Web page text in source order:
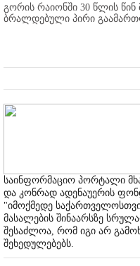
გორის რაიონში 30 წლის
ბრალდებული პირი
საინფორმაციო პორტალი
და კონრად ადენაუერის
"იმოქმედე
მასალების შინაარსზე
შესაძლოა, რომ იგი არ
შეხედულებებს.